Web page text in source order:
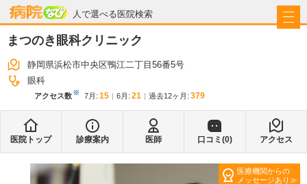
人で選べる医院検索
病院なび
まつのき眼科クリニック
静岡県浜松市中央区鴨江二丁目56番5号
眼科
アクセス数※ 7月 : 15 6月 : 21 過去12ヶ月: 379
医院トップ 診療案内 医師 口コミ(0) アクセス
医療機関からの
メッセージあり